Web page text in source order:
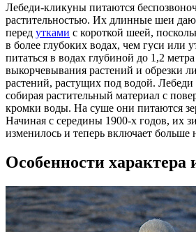
Лебеди-кликуны питаются
растительностью. Их длинные шеи
перед утками с короткой шеей,
в более глубоких водах, чем гуси или
питаться в водах глубиной до 1,2
выкорчевывания растений и обрезки
растений, растущих под водой.
собирая растительный материал с
кромки воды. На суше они питаются
Начиная с середины 1900-х годов, их
изменилось и теперь включает больше
Особенности характера